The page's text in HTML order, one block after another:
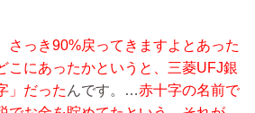
さっき90%戻ってきますよとあった
こにあったかというと、三菱UFJ銀
」だった んです。…赤十字の名前で